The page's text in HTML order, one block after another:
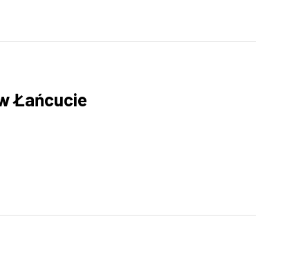
Łańcucie